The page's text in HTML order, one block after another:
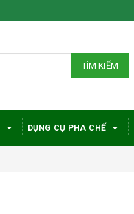
TÌM KIẾM
DỤNG CỤ PHA CHẾ